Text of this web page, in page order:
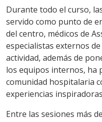
Durante todo el curso,
servido como punto de
del centro, médicos de
especialistas externos
actividad, además de
los equipos internos, ha
comunidad hospitalaria
experiencias
Entre las sesiones más